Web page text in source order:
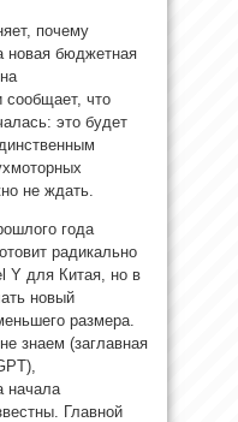
почему
новая бюджетная
сообщает, что
это будет
не ждать.
года
радикально
Y для Китая, но в
новый
размера.
знаем (заглавная
начала
Главной